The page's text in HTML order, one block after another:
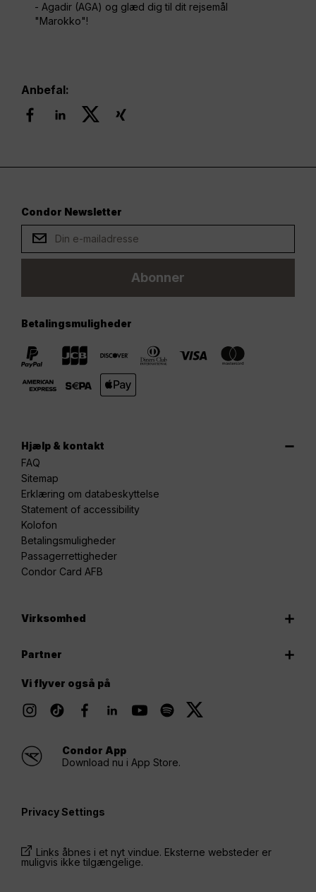
- Agadir (AGA) og glæd dig til dit rejsemål
"Marokko"!
Anbefal:
Condor Newsletter
Abonner
Betalingsmuligheder
Hjælp & kontakt
FAQ
Sitemap
Erklæring om databeskyttelse
Statement of accessibility
Kolofon
Betalingsmuligheder
Passagerrettigheder
Condor Card AFB
Virksomhed
Partner
Vi flyver også på
Condor App
Download nu i App Store.
Privacy Settings
Links åbnes i et nyt vindue. Eksterne websteder er
muligvis ikke tilgængelige.